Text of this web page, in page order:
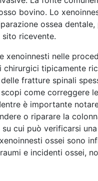
bovino. Lo
ossea dentale,
ricevente.
nelle
tipicamente
fratture spinali
come correggere
è importante
o riparare la
cui può verificarsi
ossei sono
e incidenti ossei,